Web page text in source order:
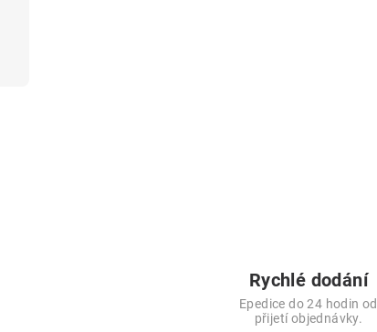
Rychlé dodání
Epedice do 24 hodin od
přijetí objednávky.